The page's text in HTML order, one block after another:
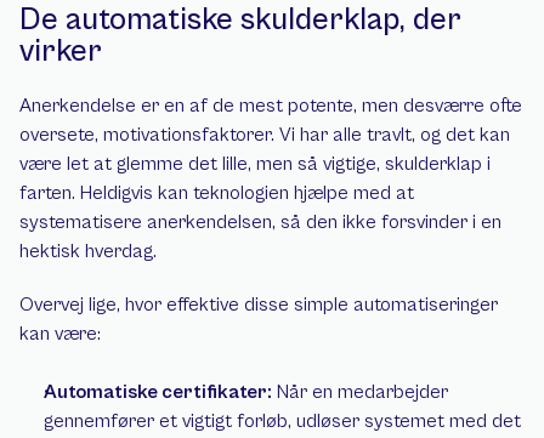
De automatiske skulderklap, der
virker
Anerkendelse er en af de mest potente, men desværre ofte
oversete, motivationsfaktorer. Vi har alle travlt, og det kan
være let at glemme det lille, men så vigtige, skulderklap i
farten. Heldigvis kan teknologien hjælpe med at
systematisere anerkendelsen, så den ikke forsvinder i en
hektisk hverdag.
Overvej lige, hvor effektive disse simple automatiseringer
kan være:
Automatiske certifikater: Når en medarbejder
gennemfører et vigtigt forløb, udløser systemet med det